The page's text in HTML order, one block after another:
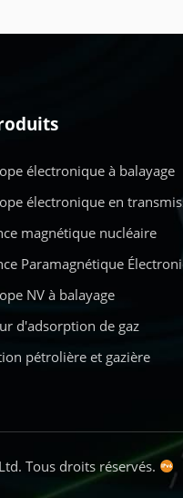
électronique à balayage
électronique en
magnétique nucléaire
Paramagnétique
NV à balayage
d'adsorption de gaz
pétrolière et gazière
Tous droits réservés.